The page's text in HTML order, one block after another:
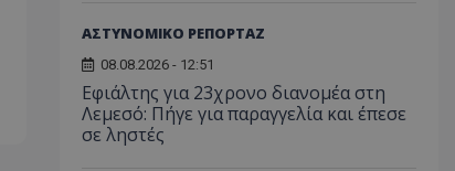
ΑΣΤΥΝΟΜΙΚΟ ΡΕΠΟΡΤΑΖ
08.08.2026 - 12:51
Εφιάλτης για 23χρονο διανομέα στη
Λεμεσό: Πήγε για παραγγελία και έπεσε
σε ληστές